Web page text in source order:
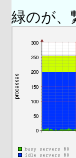
緑のが、